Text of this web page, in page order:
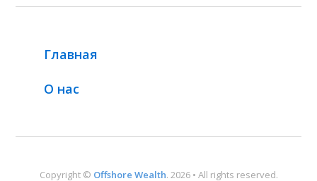
Главная
О нас
Copyright © Offshore Wealth. 2026 • All rights reserved.